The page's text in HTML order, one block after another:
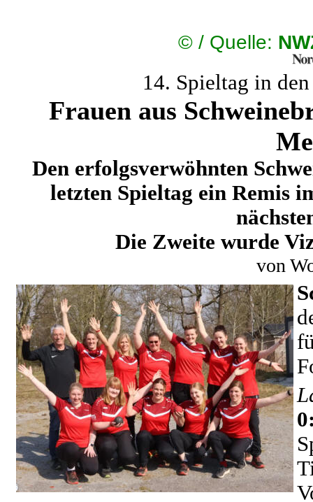
©/ Quelle:
14. Spieltag in
Frauen aus
Den erfolgsverwöhnten
letzten Spieltag ein Remis
Die Zweite wurde
von